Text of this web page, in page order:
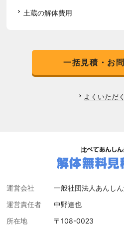
土蔵の解体費用
一括見積・お
よくいただ
運営会社
一般社団法人あんし
運営責任者
中野達也
所在地
〒108-0023